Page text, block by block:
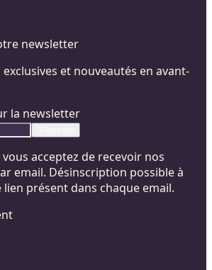
newsletter
et nouveautés en avant-
la newsletter
acceptez de recevoir nos
email. Désinscription possible à
présent dans chaque email.